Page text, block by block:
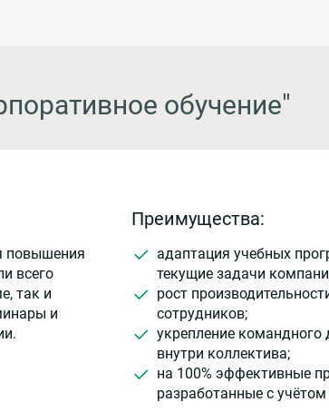
обучение"
повышения
всего
так и
и
Преимущества:
адаптация учебных
текущие задачи
рост
сотрудников;
укрепление командного
внутри коллектива;
на 100% эффективные
разработанные с